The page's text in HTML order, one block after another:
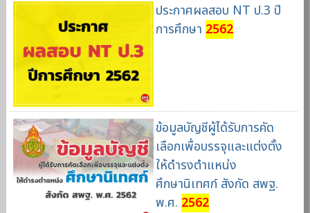
ประกาศผลสอบ NT ป.3 ปี
การศึกษา 2562
ข้อมูลบัญชีผู้ได้รับการคัด
เลือกเพื่อบรรจุและแต่งตั้ง
ให้ดำรงตำแหน่ง
ศึกษานิเทศก์ สังกัด สพฐ.
พ.ศ. 2562